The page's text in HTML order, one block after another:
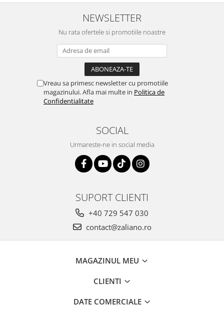
este o plăcere să o folosim, are
pete de rugina dupa spalare.
Aceasta ma va scapa de aceasta
neplacere, in plus este tare
frumoasa, o ...
NEWSLETTER
Nu rata ofertele si promotiile noastre
Vreau sa primesc newsletter cu promotiile
magazinului. Afla mai multe in Politica de
Confidentialitate
SOCIAL
Urmareste-ne in social media
SUPORT CLIENTI
+40 729 547 030
contact@zaliano.ro
MAGAZINUL MEU
CLIENTI
DATE COMERCIALE